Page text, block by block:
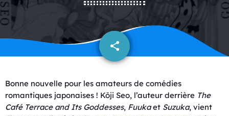
share
email
Bonne nouvelle pour les amateurs de comédies
romantiques japonaises ! Kōji Seo, l’auteur derrière The
Café Terrace and Its Goddesses, Fuukaet Suzuka, vient